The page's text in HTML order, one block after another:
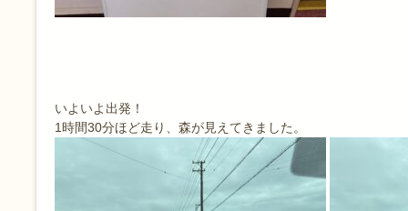
いよいよ出発！
1時間30分ほど走り、森が見えてきました。